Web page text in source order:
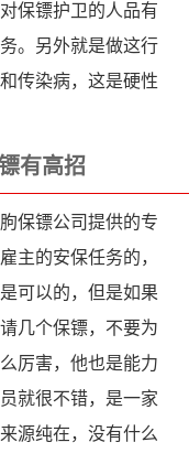
保镖护卫的人品有
。另外就是做这行
传染病，这是硬性
有高招
保镖公司提供的专
主的安保任务的，
可以的，但是如果
几个保镖，不要为
厉害，他也是能力
就很不错，是一家
源纯在，没有什么